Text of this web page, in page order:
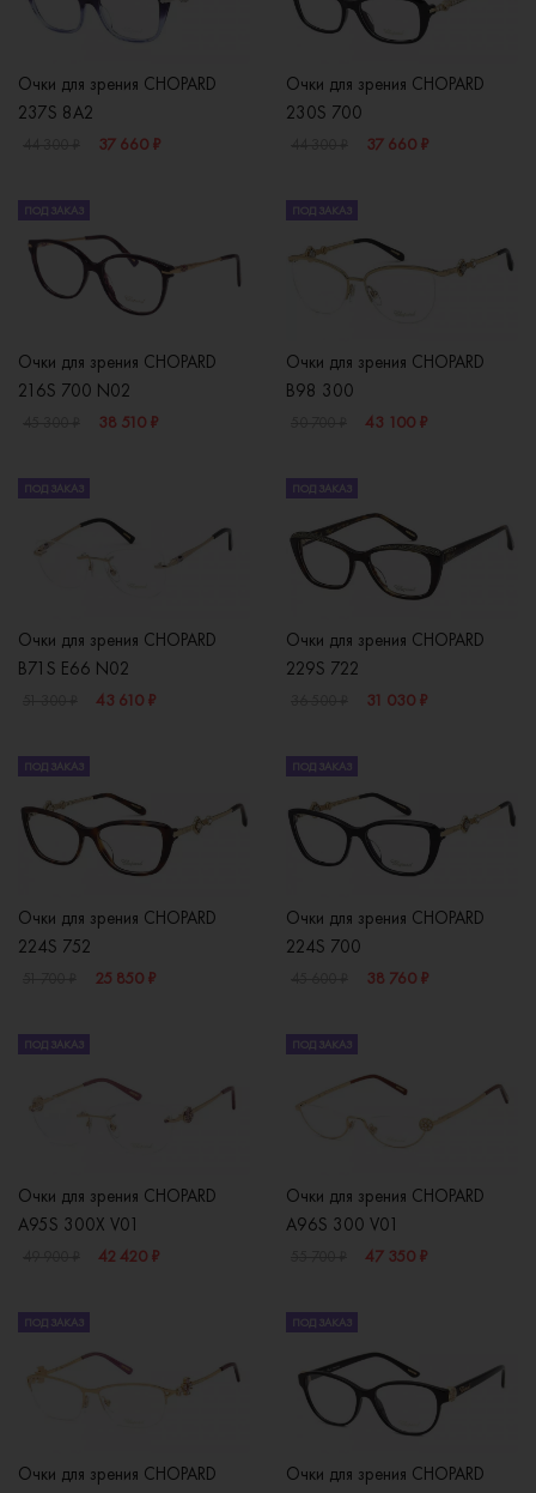
Очки для зрения CHOPARD
237S 8A2
37 660 ₽
Очки для зрения CHOPARD
230S 700
37 660 ₽
ПОД ЗАКАЗ
Очки для зрения CHOPARD
216S 700 N02
38 510 ₽
ПОД ЗАКАЗ
Очки для зрения CHOPARD
B98 300
43 100 ₽
ПОД ЗАКАЗ
Очки для зрения CHOPARD
B71S E66 N02
43 610 ₽
ПОД ЗАКАЗ
Очки для зрения CHOPARD
229S 722
31 030 ₽
ПОД ЗАКАЗ
Очки для зрения CHOPARD
224S 752
25 850 ₽
ПОД ЗАКАЗ
Очки для зрения CHOPARD
224S 700
38 760 ₽
ПОД ЗАКАЗ
Очки для зрения CHOPARD
A95S 300X V01
42 420 ₽
ПОД ЗАКАЗ
Очки для зрения CHOPARD
A96S 300 V01
47 350 ₽
ПОД ЗАКАЗ
Очки для зрения CHOPARD
ПОД ЗАКАЗ
Очки для зрения CHOPARD